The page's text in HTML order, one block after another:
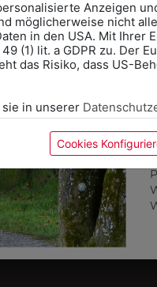
ONLINE
SELBST
Anzeigen
möglicherweise nicht
in den USA. Mit Ihrer
(1) lit. a GDPR zu. Der
das Risiko, dass US-
in unserer
Cookies